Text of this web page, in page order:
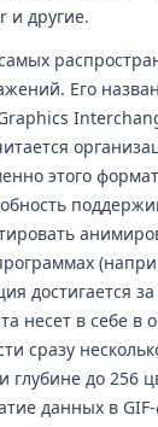
и другие.
Его
этого
достигается за
несет в себе в
сразу
глубине до 256
данных в